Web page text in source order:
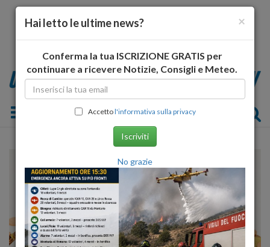
Toggle navigation
×
Hai letto le ultime news?
Conferma la tua ISCRIZIONE GRATIS per
continuare a ricevere Notizie, Consigli e Meteo.
Accettol'informativa sulla privacy
Iscriviti
No grazie